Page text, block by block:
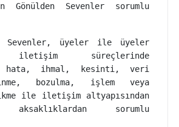
Gönülden Sevenler sorumlu
Sevenler, üyeler ile üyeler
iletişim süreçlerinde
hata, ihmal, kesinti, veri
bozulma, işlem veya
ile iletişim altyapısından
aksaklıklardan sorumlu